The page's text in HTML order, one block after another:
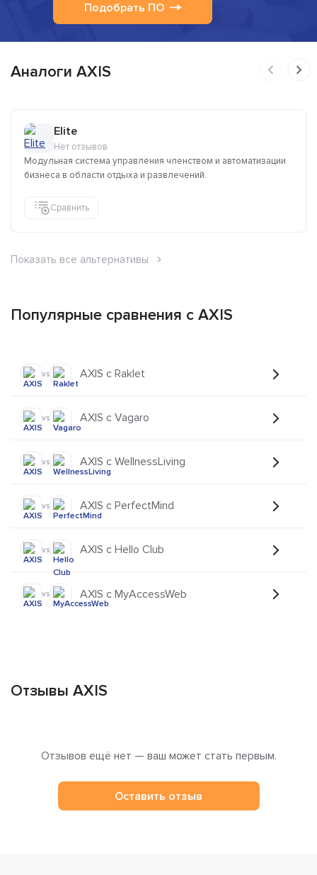
Подобрать ПО
Аналоги AXIS
Elite
Нет отзывов
Модульная система управления членством и автоматизации
бизнеса в области отдыха и развлечений.
Сравнить
Показать все альтернативы
Популярные сравнения с AXIS
vs AXIS с Raklet
vs AXIS с Vagaro
vs AXIS с WellnessLiving
vs AXIS с PerfectMind
vs AXIS с Hello Club
vs AXIS с MyAccessWeb
Отзывы AXIS
Отзывов ещё нет — ваш может стать первым.
Оставить отзыв